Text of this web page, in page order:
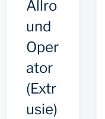
Allro
und
Oper
ator
(Extr
usie)